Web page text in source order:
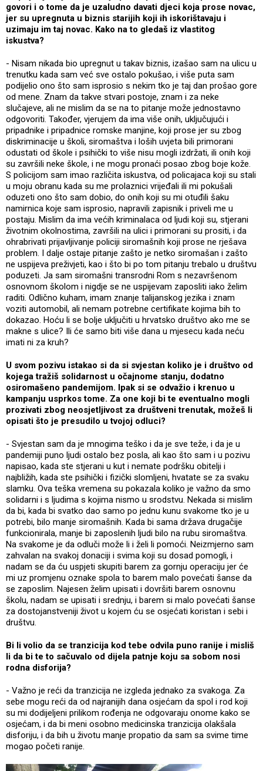
govori i o tome da je uzaludno davati djeci koja prose novac,
jer su upregnuta u biznis starijih koji ih iskorištavaju i
uzimaju im taj novac. Kako na to gledaš iz vlastitog
iskustva?
- Nisam nikada bio upregnut u takav biznis, izašao sam na ulicu u
trenutku kada sam već sve ostalo pokušao, i više puta sam
podijelio ono što sam isprosio s nekim tko je taj dan prošao gore
od mene. Znam da takve stvari postoje, znam i za neke
slučajeve, ali ne mislim da se na to pitanje može jednostavno
odgovoriti. Također, vjerujem da ima više onih, uključujući i
pripadnike i pripadnice romske manjine, koji prose jer su zbog
diskriminacije u školi, siromaštva i loših uvjeta bili primorani
odustati od škole i psihički to više nisu mogli izdržati, ili onih koji
su završili neke škole, i ne mogu pronaći posao zbog boje kože.
S policijom sam imao različita iskustva, od policajaca koji su stali
u moju obranu kada su me prolaznici vrijeđali ili mi pokušali
oduzeti ono što sam dobio, do onih koji su mi otuđili šaku
namirnica koje sam isprosio, napravili zapisnik i priveli me u
postaju. Mislim da ima većih kriminalaca od ljudi koji su, stjerani
životnim okolnostima, završili na ulici i primorani su prositi, i da
ohrabrivati prijavljivanje policiji siromašnih koji prose ne rješava
problem. I dalje ostaje pitanje zašto je netko siromašan i zašto
ne uspijeva preživjeti, kao i što bi po tom pitanju trebalo u društvu
poduzeti. Ja sam siromašni transrodni Rom s nezavršenom
osnovnom školom i nigdje se ne uspijevam zaposliti iako želim
raditi. Odlično kuham, imam znanje talijanskog jezika i znam
voziti automobil, ali nemam potrebne certifikate kojima bih to
dokazao. Hoću li se bolje uključiti u hrvatsko društvo ako me se
makne s ulice? Ili će samo biti više dana u mjesecu kada neću
imati ni za kruh?
U svom pozivu istakao si da si svjestan koliko je i društvo od
kojega tražiš solidarnost u očajnome stanju, dodatno
osiromašeno pandemijom. Ipak si se odvažio i krenuo u
kampanju usprkos tome. Za one koji bi te eventualno mogli
prozivati zbog neosjetljivost za društveni trenutak, možeš li
opisati što je presudilo u tvojoj odluci?
- Svjestan sam da je mnogima teško i da je sve teže, i da je u
pandemiji puno ljudi ostalo bez posla, ali kao što sam i u pozivu
napisao, kada ste stjerani u kut i nemate podršku obitelji i
najbližih, kada ste psihički i fizički slomljeni, hvatate se za svaku
slamku. Ova teška vremena su pokazala koliko je važno da smo
solidarni i s ljudima s kojima nismo u srodstvu. Nekada si mislim
da bi, kada bi svatko dao samo po jednu kunu svakome tko je u
potrebi, bilo manje siromašnih. Kada bi sama država drugačije
funkcionirala, manje bi zaposlenih ljudi bilo na rubu siromaštva.
Na svakome je da odluči može li i želi li pomoći. Neizmjerno sam
zahvalan na svakoj donaciji i svima koji su dosad pomogli, i
nadam se da ću uspjeti skupiti barem za gornju operaciju jer će
mi uz promjenu oznake spola to barem malo povećati šanse da
se zaposlim. Najesen želim upisati i dovršiti barem osnovnu
školu, nadam se upisati i srednju, i barem si malo povećati šanse
za dostojanstveniji život u kojem ću se osjećati koristan i sebi i
društvu.
Bi li volio da se tranzicija kod tebe odvila puno ranije i misliš
li da bi te to sačuvalo od dijela patnje koju sa sobom nosi
rodna disforija?
- Važno je reći da tranzicija ne izgleda jednako za svakoga. Za
sebe mogu reći da od najranijih dana osjećam da spol i rod koji
su mi dodijeljeni prilikom rođenja ne odgovaraju onome kako se
osjećam, i da bi meni osobno medicinska tranzicija olakšala
disforiju, i da bih u životu manje propatio da sam sa svime time
mogao početi ranije.